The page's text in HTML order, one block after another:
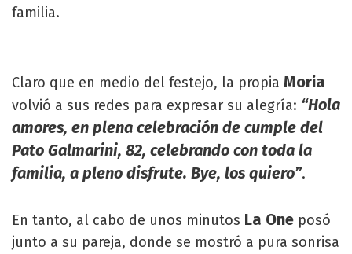
familia.
Claro que en medio del festejo, la propia Moria
volvió a sus redes para expresar su alegría: “Hola
amores, en plena celebración de cumple del
Pato Galmarini, 82, celebrando con toda la
familia, a pleno disfrute. Bye, los quiero”.
En tanto, al cabo de unos minutos La One posó
junto a su pareja, donde se mostró a pura sonrisa